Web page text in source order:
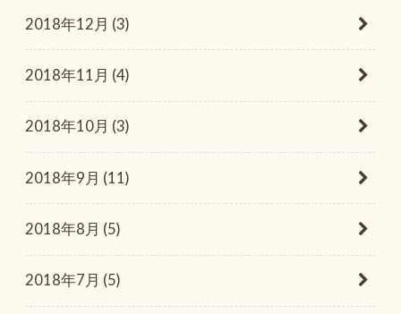
2018年12月 (3)
2018年11月 (4)
2018年10月 (3)
2018年9月 (11)
2018年8月 (5)
2018年7月 (5)